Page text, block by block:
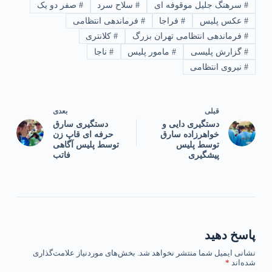
#سرهنگ جلیل موقوفه ای #سلاح سرد # صفر دو یک
#عکس پلیس #فراجا # فرماندهی انتظامی
#فرماندهی انتظامی تهران بزرگ #کلانتری
#گزارش پلیسی #مامور پلیس # ناجا
#نیروی انتظامی
قبلی
دستگیری دایی و
خواهرزاده سارق
توسط پلیس
پیشگیری
بعدی
دستگیری سارق
حرفه ای قاپ زن
توسط پلیس آگاهی
فاتب
پاسخ دهید
نشانی ایمیل شما منتشر نخواهد شد. بخش‌های موردنیاز علامت‌گذاری
شده‌اند *